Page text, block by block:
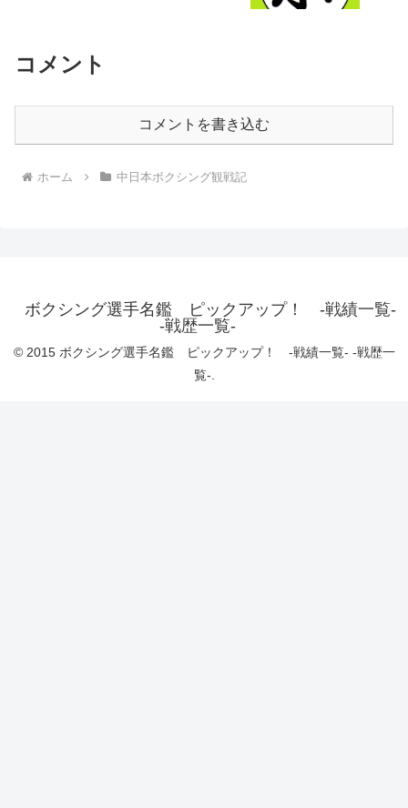
コメント
コメントを書き込む
ホーム 中日本ボクシング観戦記
ボクシング選手名鑑 ピックアップ！ -戦績一覧-
-戦歴一覧-
© 2015 ボクシング選手名鑑 ピックアップ！ -戦績一覧- -戦歴一
覧-.